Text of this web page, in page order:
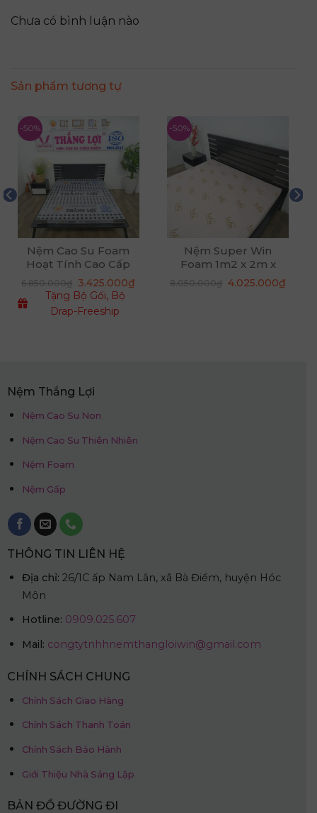
Chưa có bình luận nào
Sản phẩm tương tự
-50%
Nệm Cao Su Foam
Hoạt Tính Cao Cấp
6.850.000₫ 3.425.000₫
Tặng Bộ Gối, Bộ
Drap-Freeship
-50%
Nệm Super Win
Foam 1m2 x 2m x
20cm
8.050.000₫ Giá
4.025.000₫
Nệm Thắng Lợi
Nệm Cao Su Non
Nệm Cao Su Thiên Nhiên
Nệm Foam
Nệm Gấp
THÔNG TIN LIÊN HỆ
Địa chỉ: 26/1C ấp Nam Lân, xã Bà Điểm, huyện Hóc
Môn
Hotline: 0909.025.607
Mail: congtytnhhnemthangloiwin@gmail.com
CHÍNH SÁCH CHUNG
Chính Sách Giao Hàng
Chính Sách Thanh Toán
Chính Sách Bảo Hành
Giới Thiệu Nhà Sáng Lập
BẢN ĐỒ ĐƯỜNG ĐI